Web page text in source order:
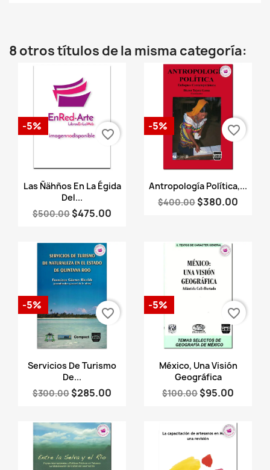
8 otros títulos de la misma categoría:
Vista rápida
Las Ñähños En La Égida
Del...
$500.00 $475.00
-5%
favorite_border
Vista rápida
Antropología Política,...
$400.00 $380.00
-5% favorite_border
Vista rápida
Servicios De Turismo
De...
$300.00 $285.00
-5%
favorite_border
Vista rápida
México, Una Visión
Geográfica
$100.00 $95.00
-5%
favorite_border